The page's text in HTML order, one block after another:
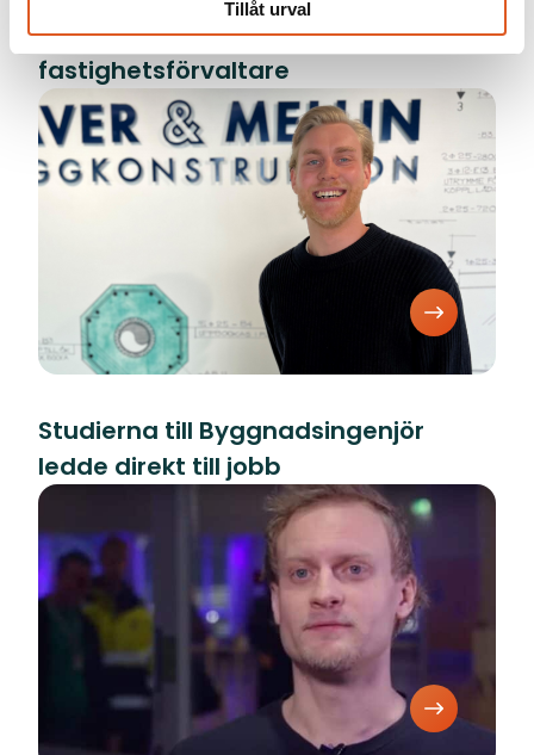
Tillåt urval
Från idrottsarbetare till
fastighetsförvaltare
Studierna till Byggnadsingenjör
ledde direkt till jobb